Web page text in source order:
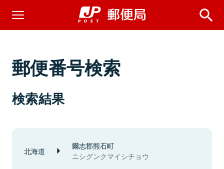
郵便番号検索
検索結果
北海道 爾志郡熊石町
ニシグンクマイシチョウ